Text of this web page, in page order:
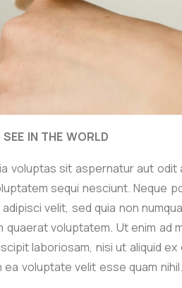
IN THE WORLD
voluptas sit aspernatur aut
sequi nesciunt. Neque
velit, sed quia non
voluptatem. Ut enim ad
laboriosam, nisi ut aliquid ex
voluptate velit esse quam nihil.